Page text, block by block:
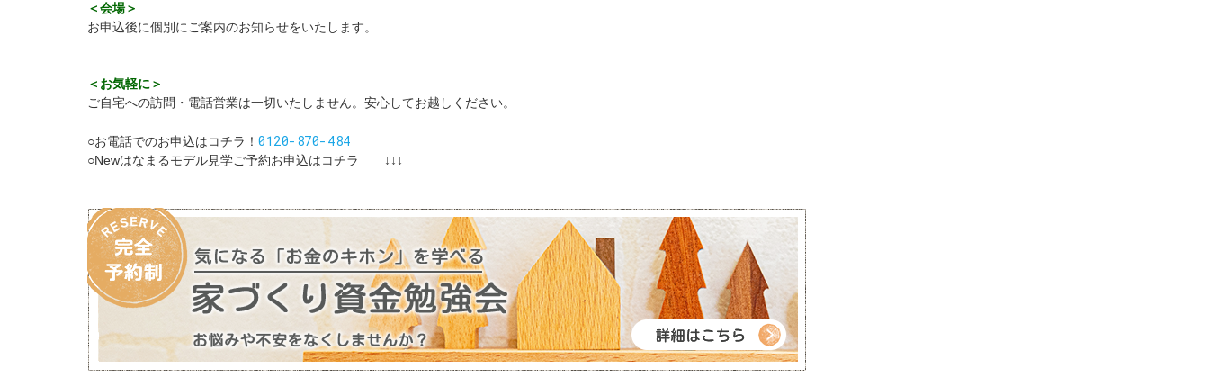
＜会場＞
お申込後に個別にご案内のお知らせをいたします。
＜お気軽に＞
ご自宅への訪問・電話営業は一切いたしません。安心してお越しください。
○お電話でのお申込はコチラ！ 0120-870-484
○Newはなまるモデル見学ご予約お申込はコチラ ↓↓↓